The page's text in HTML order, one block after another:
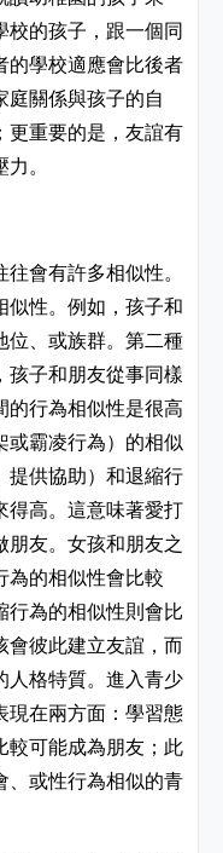
校的孩子，跟一個同
的學校適應會比後者
庭關係與孩子的自
更重要的是，友誼有
。
會有許多相似性。
似性。例如，孩子和
位、或族群。第二種
孩子和朋友從事同樣
的行為相似性是很高
或霸凌行為）的相似
提供協助）和退縮行
得高。這意味著愛打
友。女孩和朋友之
為的相似性會比較
行為的相似性則會比
會彼此建立友誼，而
人格特質。進入青少
現在兩方面：學習態
較可能成為朋友；此
、或性行為相似的青